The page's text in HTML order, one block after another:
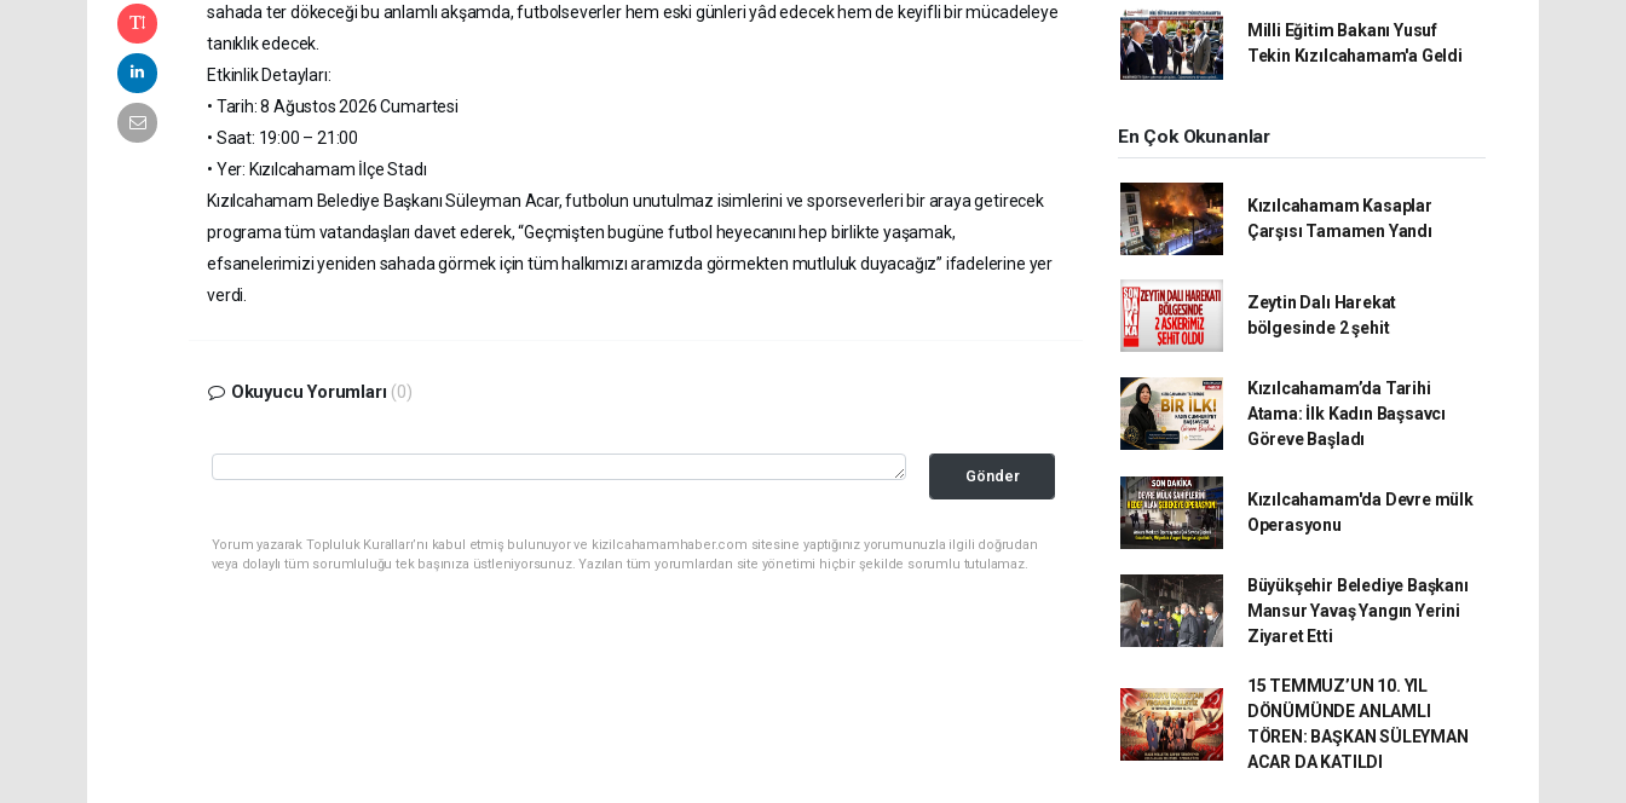
sahada ter dökeceği bu anlamlı akşamda, futbolseverler hem eski günleri yâd edecek hem de keyifli bir mücadeleye
tanıklık edecek.
Etkinlik Detayları:
• Tarih: 8 Ağustos 2026 Cumartesi
• Saat: 19:00 – 21:00
• Yer: Kızılcahamam İlçe Stadı
Kızılcahamam Belediye Başkanı Süleyman Acar, futbolun unutulmaz isimlerini ve sporseverleri bir araya getirecek
programa tüm vatandaşları davet ederek, “Geçmişten bugüne futbol heyecanını hep birlikte yaşamak,
efsanelerimizi yeniden sahada görmek için tüm halkımızı aramızda görmekten mutluluk duyacağız” ifadelerine yer
verdi.
Okuyucu Yorumları (0)
Gönder
Yorum yazarak Topluluk Kuralları’nı kabul etmiş bulunuyor ve kizilcahamamhaber.com sitesine yaptığınız yorumunuzla ilgili doğrudan
veya dolaylı tüm sorumluluğu tek başınıza üstleniyorsunuz. Yazılan tüm yorumlardan site yönetimi hiçbir şekilde sorumlu tutulamaz.
Milli Eğitim Bakanı Yusuf
Tekin Kızılcahamam'a Geldi
En Çok Okunanlar
Kızılcahamam Kasaplar
Çarşısı Tamamen Yandı
Zeytin Dalı Harekat
bölgesinde 2 şehit
Kızılcahamam’da Tarihi
Atama: İlk Kadın Başsavcı
Göreve Başladı
Kızılcahamam'da Devre mülk
Operasyonu
Büyükşehir Belediye Başkanı
Mansur Yavaş Yangın Yerini
Ziyaret Etti
15 TEMMUZ’UN 10. YIL
DÖNÜMÜNDE ANLAMLI
TÖREN: BAŞKAN SÜLEYMAN
ACAR DA KATILDI